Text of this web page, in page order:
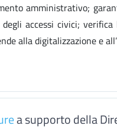
amministrativo;
accessi civici;
alla digitalizzazione e
a supporto della